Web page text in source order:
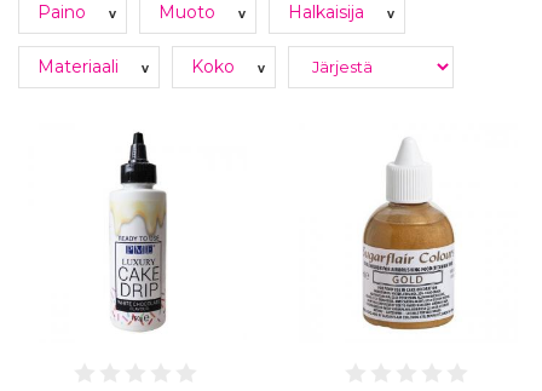
Sokeri-, muotoilu- &
kukkamassat
Paino v Muoto v Halkaisija v
Materiaali v Koko v